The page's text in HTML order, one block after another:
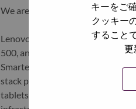
キーをご
クッキー
すること
更
We are Lenovo. We do what we
Lenovo is a US$83 billion
500, and serving millions of
Smarter Technology for All,
stack portfolio of AI-enabled, AI-
tablets), infrastructure (server,